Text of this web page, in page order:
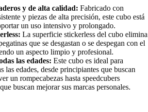
y de alta calidad: Fabricado con
y piezas de alta precisión, este cubo está
un uso intensivo y prolongado.
La superficie stickerless del cubo elimina
que se desgastan o se despegan con el
un aspecto limpio y profesional.
las edades: Este cubo es ideal para
las edades, desde principiantes que buscan
un rompecabezas hasta speedcubers
buscan mejorar sus marcas personales.